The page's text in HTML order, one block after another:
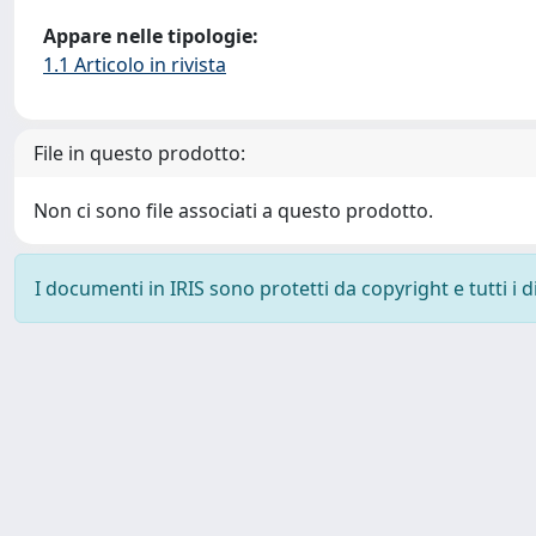
Appare nelle tipologie:
1.1 Articolo in rivista
File in questo prodotto:
Non ci sono file associati a questo prodotto.
I documenti in IRIS sono protetti da copyright e tutti i